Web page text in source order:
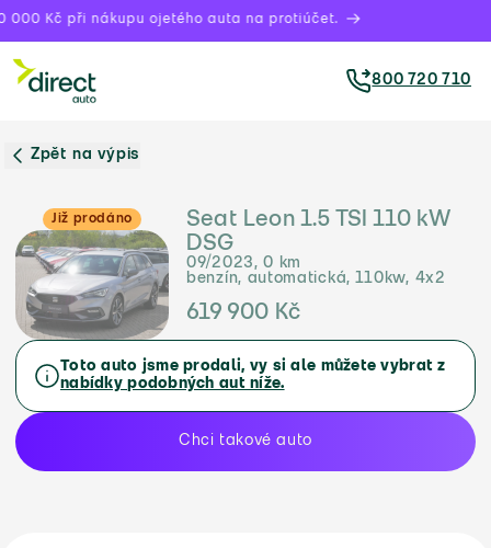
000 Kč při nákupu ojetého auta na protiúčet.
800 720 710
Zpět na výpis
Již prodáno
Seat Leon 1.5 TSI 110 kW
DSG
09/2023, 0 km
benzín, automatická, 110kw, 4x2
619 900 Kč
Toto auto jsme prodali, vy si ale můžete vybrat z
nabídky podobných aut níže.
Chci takové auto